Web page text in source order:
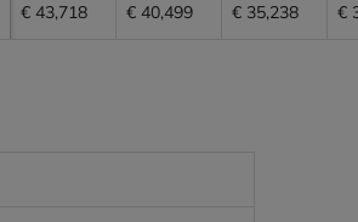
€ 43,718 € 40,499 € 35,238 €